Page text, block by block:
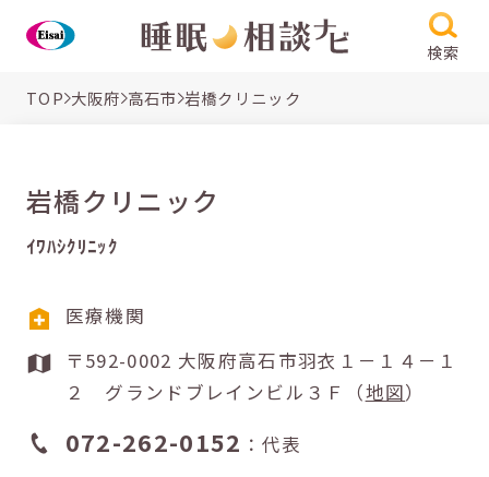
検索
TOP 大阪府 高石市 岩橋クリニック
岩橋クリニック
ｲﾜﾊｼｸﾘﾆｯｸ
医療機関
〒592-0002 大阪府高石市羽衣１－１４－１
２ グランドブレインビル３Ｆ（地図）
072-262-0152 ：代表